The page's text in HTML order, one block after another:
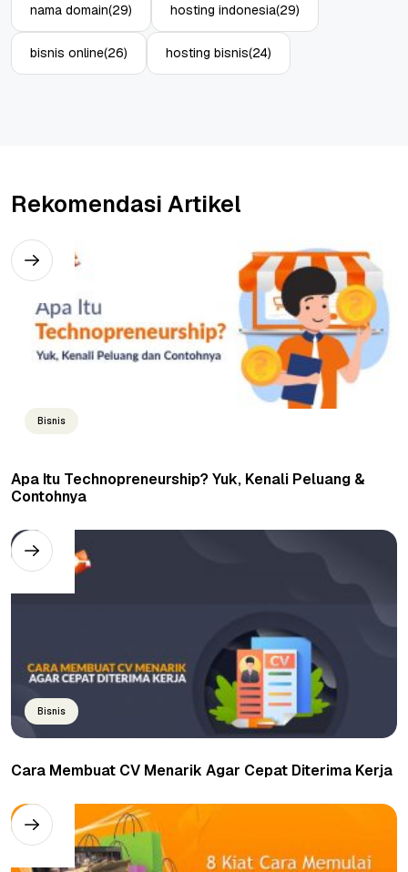
nama domain(29) hosting indonesia(29)
bisnis online(26) hosting bisnis(24)
Rekomendasi Artikel
Bisnis
Apa Itu Technopreneurship? Yuk, Kenali Peluang &
Contohnya
Bisnis
Cara Membuat CV Menarik Agar Cepat Diterima Kerja